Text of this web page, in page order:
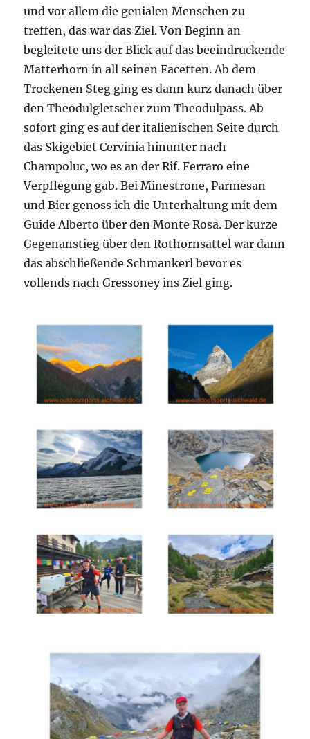
und vor allem die genialen Menschen zu
treffen, das war das Ziel. Von Beginn an
begleitete uns der Blick auf das beeindruckende
Matterhorn in all seinen Facetten. Ab dem
Trockenen Steg ging es dann kurz danach über
den Theodulgletscher zum Theodulpass. Ab
sofort ging es auf der italienischen Seite durch
das Skigebiet Cervinia hinunter nach
Champoluc, wo es an der Rif. Ferraro eine
Verpflegung gab. Bei Minestrone, Parmesan
und Bier genoss ich die Unterhaltung mit dem
Guide Alberto über den Monte Rosa. Der kurze
Gegenanstieg über den Rothornsattel war dann
das abschließende Schmankerl bevor es
vollends nach Gressoney ins Ziel ging.